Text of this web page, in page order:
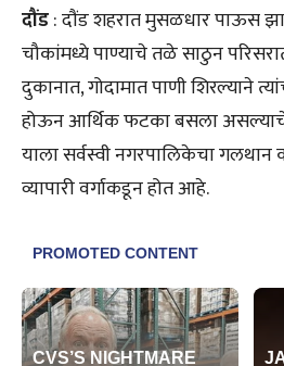
दौंड: दौंड शहरात मुसळधार पाऊस
चौकांमध्ये पाण्याचे तळे साठुन
दुकानात, गोदामात पाणी शिरल्याने
होऊन आर्थिक फटका बसला
याला सर्वस्वी नगरपालिकेचा
व्यापारी वर्गाकडून होत आहे.